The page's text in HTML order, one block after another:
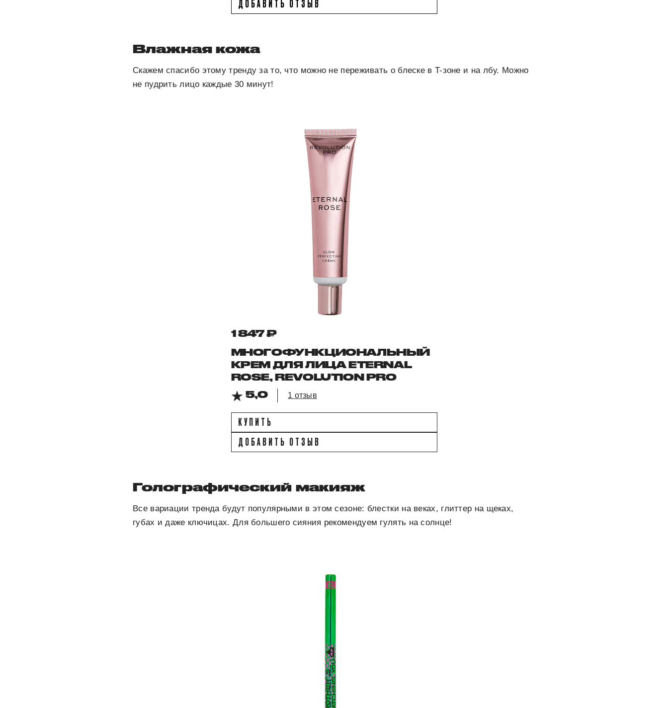
ДОБАВИТЬ ОТЗЫВ
Влажная кожа
Скажем спасибо этому тренду за то, что можно не переживать о блеске в T-зоне и на лбу. Можно
не пудрить лицо каждые 30 минут!
1 847 ₽
МНОГОФУНКЦИОНАЛЬНЫЙ
КРЕМ ДЛЯ ЛИЦА ETERNAL
ROSE, REVOLUTION PRO
5,0
1 отзыв
КУПИТЬ
ДОБАВИТЬ ОТЗЫВ
Голографический макияж
Все вариации тренда будут популярными в этом сезоне: блестки на веках, глиттер на щеках,
губах и даже ключицах. Для большего сияния рекомендуем гулять на солнце!